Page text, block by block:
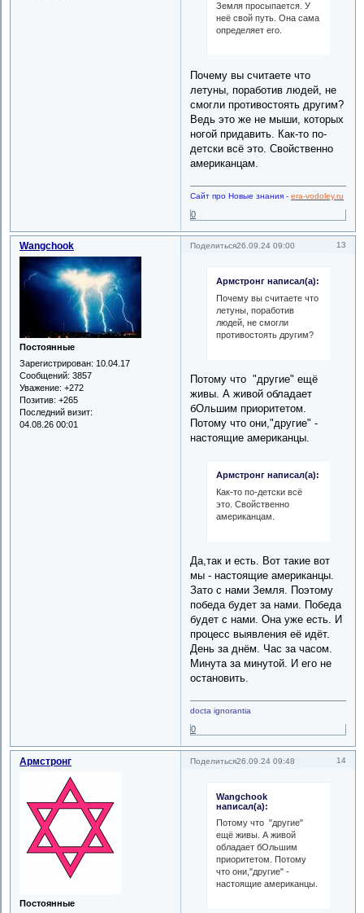
Земля просыпается. У
неё свой путь. Она сама
определяет его.
Почему вы считаете что
летуны, поработив людей, не
смогли противостоять другим?
Ведь это же не мыши, которых
ногой придавить. Как-то по-
детски всё это. Свойственно
американцам.
Сайт про Новые знания -era-vodoley.ru
0
Поделиться 13
26.09.24 09:00
Wangchook
Постоянные
Зарегистрирован: 10.04.17
Сообщений: 3857
Уважение: +272
Позитив: +265
Последний визит:
04.08.26 00:01
Армстронг написал(а):
Почему вы считаете что
летуны, поработив
людей, не смогли
противостоять другим?
Потому что "другие" ещё
живы. А живой обладает
бОльшим приоритетом.
Потому что они,"другие" -
настоящие американцы.
Армстронг написал(а):
Как-то по-детски всё
это. Свойственно
американцам.
Да,так и есть. Вот такие вот
мы - настоящие американцы.
Зато с нами Земля. Поэтому
победа будет за нами. Победа
будет с нами. Она уже есть. И
процесс выявления её идёт.
День за днём. Час за часом.
Минута за минутой. И его не
остановить.
docta ignorantia
0
Поделиться 14
26.09.24 09:48
Армстронг
Постоянные
Wangchook
написал(а):
Потому что "другие"
ещё живы. А живой
обладает бОльшим
приоритетом. Потому
что они,"другие" -
настоящие американцы.